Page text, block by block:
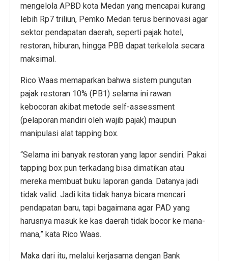
mengelola APBD kota Medan yang mencapai kurang
lebih Rp7 triliun, Pemko Medan terus berinovasi agar
sektor pendapatan daerah, seperti pajak hotel,
restoran, hiburan, hingga PBB dapat terkelola secara
maksimal.
Rico Waas memaparkan bahwa sistem pungutan
pajak restoran 10% (PB1) selama ini rawan
kebocoran akibat metode self-assessment
(pelaporan mandiri oleh wajib pajak) maupun
manipulasi alat tapping box.
“Selama ini banyak restoran yang lapor sendiri. Pakai
tapping box pun terkadang bisa dimatikan atau
mereka membuat buku laporan ganda. Datanya jadi
tidak valid. Jadi kita tidak hanya bicara mencari
pendapatan baru, tapi bagaimana agar PAD yang
harusnya masuk ke kas daerah tidak bocor ke mana-
mana,” kata Rico Waas.
Maka dari itu, melalui kerjasama dengan Bank